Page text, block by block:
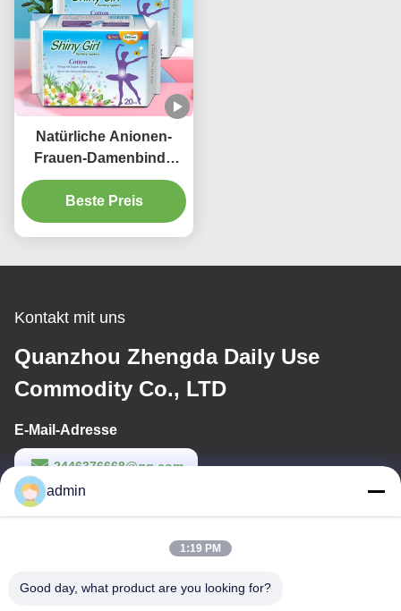
Natürliche Anionen-
Frauen-Damenbinde
füllt die weiche
bequeme
Wegwerfbaumwolle auf
Beste Preis
Kontakt mit uns
Quanzhou Zhengda Daily Use
Commodity Co., LTD
E-Mail-Adresse
2446376668@qq.com
Arbeitszeit
admin
1:19 PM
Good day, what product are you looking for?